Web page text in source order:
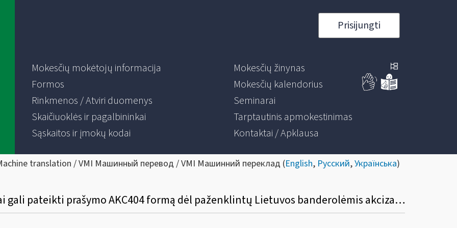
Prisijungti
Mokesčių mokėtojų informacija
Formos
Rinkmenos / Atviri duomenys
Skaičiuoklės ir pagalbininkai
Sąskaitos ir įmokų kodai
Mokesčių žinynas
Mokesčių kalendorius
Seminarai
Tarptautinis apmokestinimas
Kontaktai / Apklausa
translation / VMI Машинный перевод / VMI Машинний переклад (English, Русский,Українська)
Kokiu būdu ir kur mokesčių mokėtojai gali pateikti prašymo AKC404 formą dėl paženklintų Lietuvos banderolėmis akcizais apmokestinamų prekių išvežimo leidimo išdavimo?